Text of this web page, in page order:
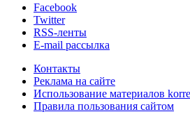
Facebook
Twitter
RSS-ленты
E-mail рассылка
Контакты
Реклама на сайте
Использование материалов
Правила пользования сайтом